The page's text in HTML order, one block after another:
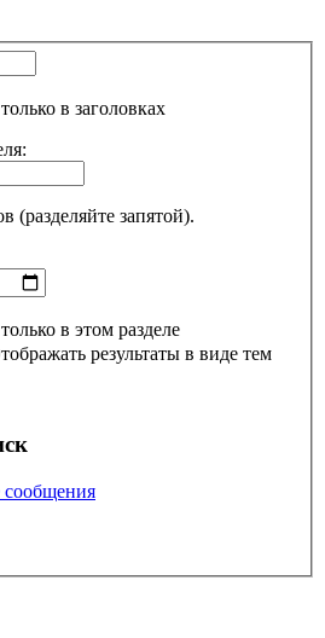
в заголовках
(разделяйте запятой).
в этом разделе
результаты в виде тем